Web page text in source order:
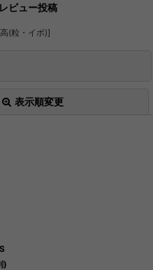
ビュー投稿
(粒・イボ)]
表示順変更
)